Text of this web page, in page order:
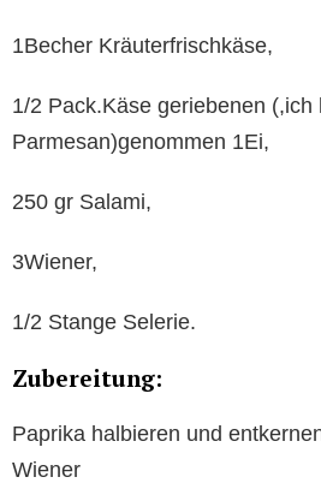
1Becher Kräuterfrischkäse,
1/2 Pack.Käse geriebenen (,ich
Parmesan)genommen 1Ei,
250 gr Salami,
3Wiener,
1/2 Stange Selerie.
Zubereitung:
Paprika halbieren und
Wiener